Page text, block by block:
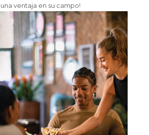
una ventaja en su campo!